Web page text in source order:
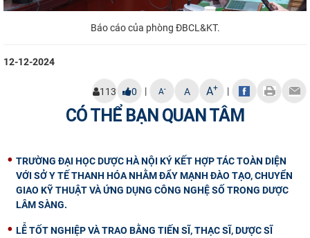
Báo cáo của phòng ĐBCL&KT.
12-12-2024
113 0 | A- A A+ |
CÓ THỂ BẠN QUAN TÂM
TRƯỜNG ĐẠI HỌC DƯỢC HÀ NỘI KÝ KẾT HỢP TÁC TOÀN DIỆN
VỚI SỞ Y TẾ THANH HÓA NHẰM ĐẨY MẠNH ĐÀO TẠO, CHUYỂN
GIAO KỸ THUẬT VÀ ỨNG DỤNG CÔNG NGHỆ SỐ TRONG DƯỢC
LÂM SÀNG.
LỄ TỐT NGHIỆP VÀ TRAO BẰNG TIẾN SĨ, THẠC SĨ, DƯỢC SĨ